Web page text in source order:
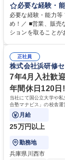
塾マナビス」の校舎
行いますので未経験の方もご安
ト ■アシスタントア
塾相談 ■予算・収支
ーが校舎を担当しま
ません。 募集職種 【愛知・名駅太閤通口】教室長 ◆未経験・第二新卒歓
迎/年間休日120日！
必要な経験・
必要な経験・能力
め！／ ■営業、販売
ションを取ることがお
を経験しつつ、流れ
心です。研修が充実
プも可能！教育に携
す！ 学歴・資格
正社員
株式会社浜研修
7年4月入社歓
年間休日120日
当社にて国公立大学や
合塾マナビス」の校舎
可能です。
月給
25万円以上
勤務地
兵庫県川西市